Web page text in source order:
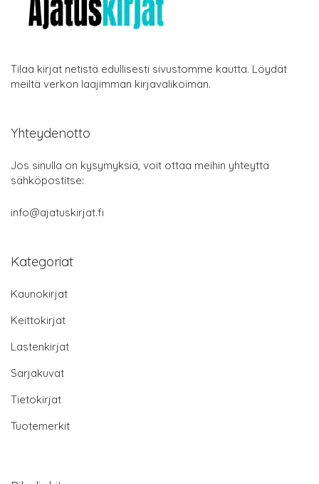
Tilaa kirjat netistä edullisesti sivustomme kautta. Löydät
meiltä verkon laajimman kirjavalikoiman.
Yhteydenotto
Jos sinulla on kysymyksiä, voit ottaa meihin yhteyttä
sähköpostitse:
info@ajatuskirjat.fi
Kategoriat
Kaunokirjat
Keittokirjat
Lastenkirjat
Sarjakuvat
Tietokirjat
Tuotemerkit